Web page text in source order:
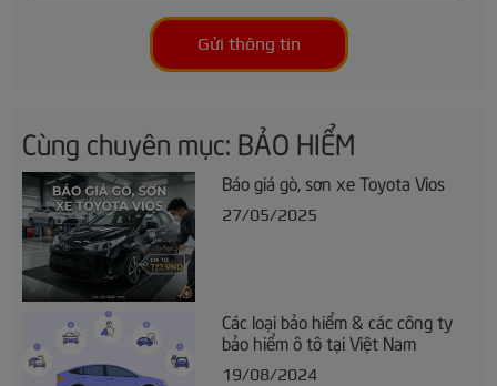
Gửi thông tin
Cùng chuyên mục: BẢO HIỂM
Báo giá gò, sơn xe Toyota Vios
27/05/2025
Các loại bảo hiểm & các công ty
bảo hiểm ô tô tại Việt Nam
19/08/2024